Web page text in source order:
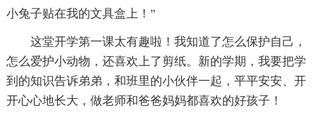
小兔子贴在我的文具盒上！”
这堂开学第一课太有趣啦！我知道了怎么保护自己，
怎么爱护小动物，还喜欢上了剪纸。新的学期，我要把学
到的知识告诉弟弟，和班里的小伙伴一起，平平安安、开
开心心地长大，做老师和爸爸妈妈都喜欢的好孩子！